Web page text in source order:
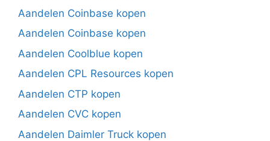
Aandelen Coinbase kopen
Aandelen Coinbase kopen
Aandelen Coolblue kopen
Aandelen CPL Resources kopen
Aandelen CTP kopen
Aandelen CVC kopen
Aandelen Daimler Truck kopen